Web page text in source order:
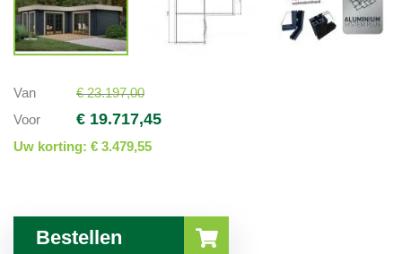
Van
€ 23.197,00
Voor
€ 19.717,45
Uw korting: € 3.479,55
Bestellen